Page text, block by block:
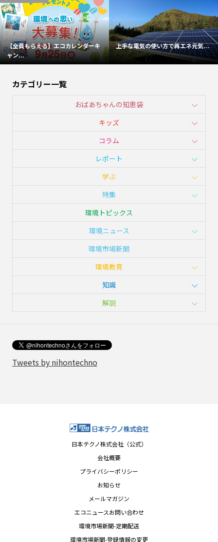
【全員もらえる】エコカレンダーキ
ャン...
上手な電気の使い方で再エネ元気...
カテゴリー一覧
おばあちゃんの知恵袋
キッズ
コラム
レポート
学ぶ
特集
環境トピックス
環境ニュース
環境市場新聞
環境教育
知識
解説
Tweets by nihontechno
日本テクノ株式会社（公式）
会社概要
プライバシーポリシー
お知らせ
メールマガジン
エコニュースお問い合わせ
環境市場新聞-定期配送
環境市場新聞-登録情報の変更